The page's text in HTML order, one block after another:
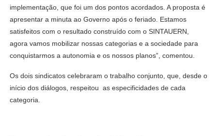
implementação, que foi um dos pontos acordados. A proposta é
apresentar a minuta ao Governo após o feriado. Estamos
satisfeitos com o resultado construído com o SINTAUERN,
agora vamos mobilizar nossas categorias e a sociedade para
conquistarmos a autonomia e os nossos planos”, comentou.
Os dois sindicatos celebraram o trabalho conjunto, que, desde o
início dos diálogos, respeitou as especificidades de cada
categoria.